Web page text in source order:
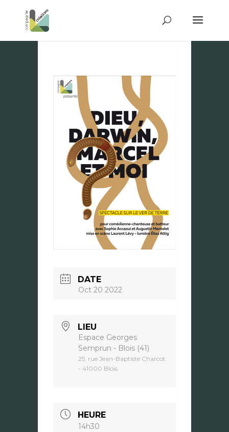
DATE
Oct 20 2022
LIEU
Espace Georges
Semprun - Blois (41)
25, rue Jean-Baptiste Charcot
- 41000 Blois
HEURE
14h30